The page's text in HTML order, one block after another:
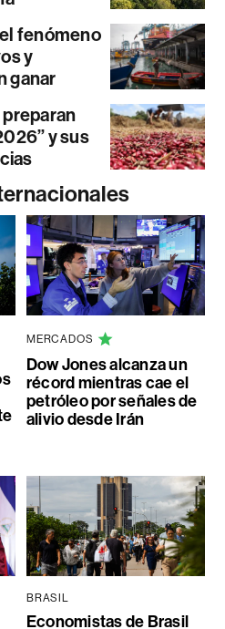
fenómeno
y
ganar
preparan
y sus
MERCADOS
Dow Jones alcanza un
récord mientras cae el
petróleo por señales de
alivio desde Irán
BRASIL
Economistas de Brasil